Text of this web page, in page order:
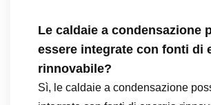
Le caldaie a condensazione
essere integrate con fonti di
rinnovabile?
Sì, le caldaie a condensazione